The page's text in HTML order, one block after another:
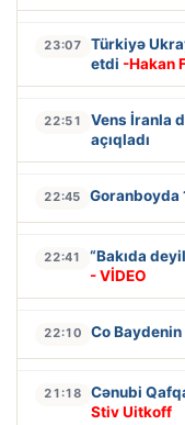
23:07
Türkiyə
etdi -Hakan
22:51
Vens İranla
açıqladı
22:45 Goranboyda
22:41
“Bakıda
- VİDEO
22:10 Co
21:18 Cənubi
Stiv Uitkoff